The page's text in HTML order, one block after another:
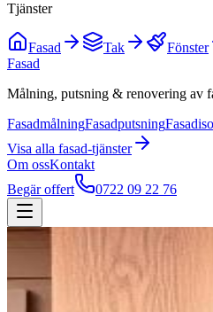
Tjänster
Fasad Tak Fönster
Fasad
Målning, putsning & renovering av
FasadmålningFasadputsning
Visa alla fasad-tjänster
Om ossKontakt
Begär offert
0722 09 22 76